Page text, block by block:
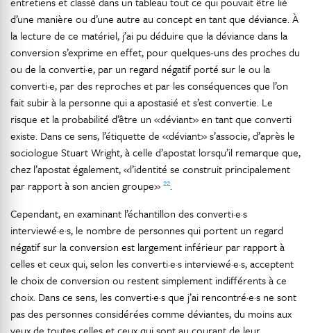
d’une manière ou d’une autre au concept en tant que déviance. À
la lecture de ce matériel, j’ai pu déduire que la déviance dans la
conversion s’exprime en effet, pour quelques-uns des proches du
ou de la converti·e, par un regard négatif porté sur le ou la
converti·e, par des reproches et par les conséquences que l’on
fait subir à la personne qui a apostasié et s’est convertie. Le
risque et la probabilité d’être un «déviant» en tant que converti
existe. Dans ce sens, l’étiquette de «déviant» s’associe, d’après le
sociologue Stuart Wright, à celle d’apostat lorsqu’il remarque que,
chez l’apostat également, «l’identité se construit principalement
par rapport à son ancien groupe» 22.
Cependant, en examinant l’échantillon des converti·e·s
interviewé·e·s, le nombre de personnes qui portent un regard
négatif sur la conversion est largement inférieur par rapport à
celles et ceux qui, selon les converti·e·s interviewé·e·s, acceptent
le choix de conversion ou restent simplement indifférents à ce
choix. Dans ce sens, les converti·e·s que j’ai rencontré·e·s ne sont
pas des personnes considérées comme déviantes, du moins aux